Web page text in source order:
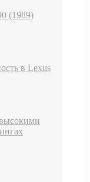
(1989)
в Lexus